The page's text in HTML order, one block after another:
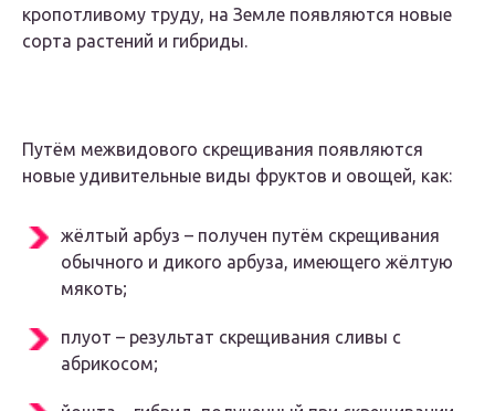
кропотливому труду, на Земле появляются новые
сорта растений и гибриды.
Путём межвидового скрещивания появляются
новые удивительные виды фруктов и овощей, как:
жёлтый арбуз – получен путём скрещивания
обычного и дикого арбуза, имеющего жёлтую
мякоть;
плуот – результат скрещивания сливы с
абрикосом;